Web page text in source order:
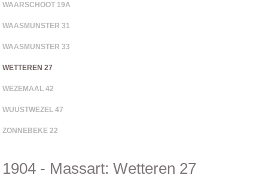
WAARSCHOOT 19A
WAASMUNSTER 31
WAASMUNSTER 33
WETTEREN 27
WEZEMAAL 42
WUUSTWEZEL 47
ZONNEBEKE 22
1904 - Massart: Wetteren 27